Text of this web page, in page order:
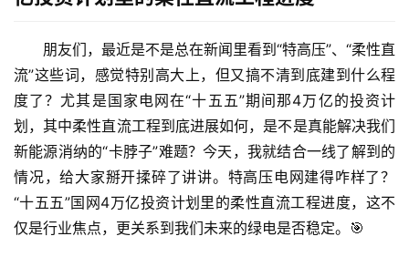
朋友们，最近是不是总在新闻里看到“特高压”、“柔性直
流”这些词，感觉特别高大上，但又搞不清到底建到什么程
度了？尤其是国家电网在“十五五”期间那4万亿的投资计
划，其中柔性直流工程到底进展如何，是不是真能解决我们
新能源消纳的“卡脖子”难题？今天，我就结合一线了解到的
情况，给大家掰开揉碎了讲讲。 特高压电网建得咋样了？
“十五五”国网4万亿投资计划里的柔性直流工程进度，这不
仅是行业焦点，更关系到我们未来的绿电是否稳定。🎯